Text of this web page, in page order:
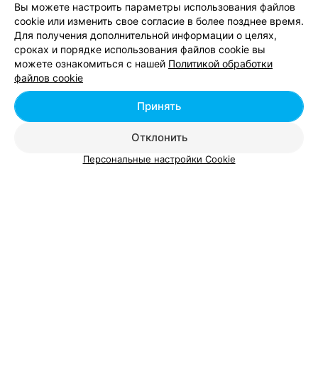
Добавить компанию
Добавить специалиста
Вы можете настроить параметры использования файлов
cookie или изменить свое согласие в более позднее время.
Для получения дополнительной информации о целях,
сроках и порядке использования файлов cookie вы
можете ознакомиться с нашей Политикой обработки
файлов cookie
Отклонить
Принять
Персональные настройки Cookie